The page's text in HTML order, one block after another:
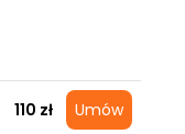
110 zł Umów